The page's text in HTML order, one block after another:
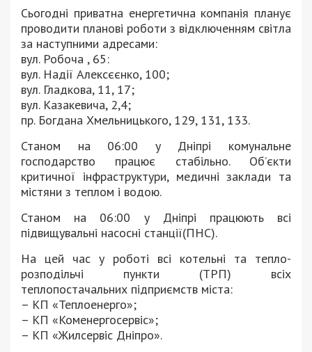
Сьогодні приватна енергетична компанія планує
проводити планові роботи з відключенням світла
за наступними адресами:
вул. Робоча , 65:
вул. Надії Алексєєнко, 100;
вул. Гладкова, 11, 17;
вул. Казакевича, 2,4;
пр. Богдана Хмельницького, 129, 131, 133.
Станом на 06:00 у Дніпрі комунальне
господарство працює стабільно. Об’єкти
критичної інфраструктури, медичні заклади та
містяни з теплом і водою.
Станом на 06:00 у Дніпрі працюють всі
підвищувальні насосні станції(ПНС).
На цей час у роботі всі котельні та тепло-
розподільчі пункти (ТРП) всіх
теплопостачальних підприємств міста:
– КП «Теплоенерго»;
– КП «Коменергосервіс»;
– КП «Жилсервіс Дніпро».